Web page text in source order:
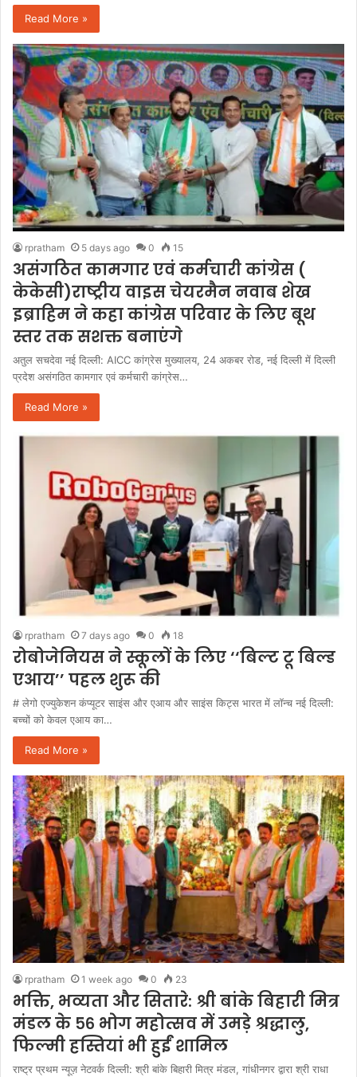
Read More »
rpratham 5 days ago 0 15
असंगठित कामगार एवं कर्मचारी कांग्रेस (
केकेसी)राष्ट्रीय वाइस चेयरमैन नवाब शेख
इब्राहिम ने कहा कांग्रेस परिवार के लिए बूथ
स्तर तक सशक्त बनाएंगे
अतुल सचदेवा नई दिल्ली: AICC कांग्रेस मुख्यालय, 24 अकबर रोड, नई दिल्ली में दिल्ली
प्रदेश असंगठित कामगार एवं कर्मचारी कांग्रेस…
Read More »
rpratham 7 days ago 0 18
रोबोजेनियस ने स्कूलों के लिए ‘‘बिल्ट टू बिल्ड
एआय’’ पहल शुरू की
# लेगो एज्युकेशन कंप्यूटर साइंस और एआय और साइंस किट्स भारत में लॉन्च नई दिल्ली:
बच्चों को केवल एआय का…
Read More »
rpratham 1 week ago 0 23
​भक्ति, भव्यता और सितारे: श्री बांके बिहारी मित्र
मंडल के ५६ भोग महोत्सव में उमड़े श्रद्धालु,
फिल्मी हस्तियां भी हुईं शामिल
राष्ट्र प्रथम न्यूज़ नेटवर्क दिल्ली: ​श्री बांके बिहारी मित्र मंडल, गांधीनगर द्वारा श्री राधा